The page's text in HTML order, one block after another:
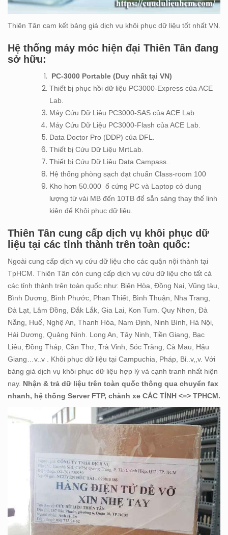
Thiên Tân cam kết bảng giá dịch vụ khôi phục dữ liệu tốt nhất VN.
Hệ thống máy móc hiện đại Thiên Tân đang
sở hữu:
PC-3000 Portable (Duy nhất tại VN)
Thiết bị phục hồi dữ liệu PC3000-Express của ACE
Lab.
Máy Cứu Dữ Liệu PC3000-SAS của ACE Lab.
Máy Cứu Dữ Liệu PC3000-Flash của ACE Lab.
Data Doctor Pro (DDP) của DFL.
Thiết bị Cứu Dữ Liệu MrtLab.
Thiết bị Cứu Dữ Liệu Data Campass..
Hệ thống phòng sạch đạt chuẩn Class-room 100
Kho hơn 50.000 ổ cứng PC và Laptop có dung
lượng từ vài MB đến 10TB để sẵn sàng thay thế linh
kiện để Khôi phục dữ liệu.
Thiên Tân cung cấp dịch vụ khôi phục dữ
liệu tại các tỉnh thành trên toàn quốc:
Ngoài cung cấp dịch vụ cứu dữ liệu cho các quận nội thành tại
TpHCM. Thiên Tân còn cung cấp dịch vụ cứu dữ liệu cho tất cả
các tỉnh thành trên toàn quốc như: Biên Hòa, Đồng Nai, Vũng tàu,
Bình Dương, Bình Phước, Phan Thiết, Bình Thuận, Nha Trang,
Đà Lạt, Lâm Đồng, Đắk Lắk, Gia Lai, Kon Tum. Quy Nhơn, Đà
Nẵng, Huế, Nghệ An, Thanh Hóa, Nam Định, Ninh Bình, Hà Nội,
Hải Dương, Quảng Ninh. Long An, Tây Ninh, Tiền Giang, Bạc
Liêu, Đồng Tháp, Cần Thơ, Trà Vinh, Sóc Trăng, Cà Mau, Hậu
Giang…v..v . Khôi phục dữ liệu tại Campuchia, Pháp, Bỉ..v,,v. Với
bảng giá dịch vụ khôi phục dữ liệu hợp lý và cạnh tranh nhất hiện
nay. Nhận & trả dữ liệu trên toàn quốc thông qua chuyển fax
nhanh, hệ thống Server FTP, chành xe CÁC TỈNH <=> TPHCM.